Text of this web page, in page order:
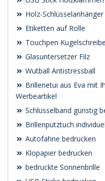
Holz-
Etiketten auf Rolle
Touchpen
Glasuntersetzer Filz
Wutball Antistressball
Brillenetui aus Eva mit
Werbeartikel
Schlüsselband günstig
Brillenputztuch
Autofahne bedrucken
Klopapier bedrucken
bedruckte Sonnenbrille